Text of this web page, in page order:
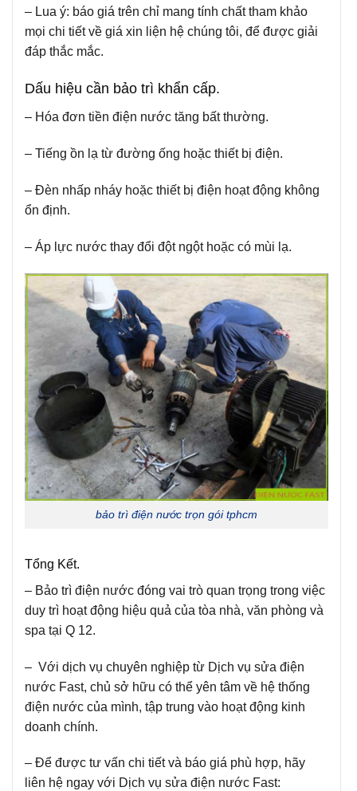
– Lua ý: báo giá trên chỉ mang tính chất tham khảo
mọi chi tiết về giá xin liện hệ chúng tôi, để được giải
đáp thắc mắc.
Dấu hiệu cần bảo trì khẩn cấp.
– Hóa đơn tiền điện nước tăng bất thường.
– Tiếng ồn lạ từ đường ống hoặc thiết bị điện.
– Đèn nhấp nháy hoặc thiết bị điện hoạt động không
ổn định.
– Áp lực nước thay đổi đột ngột hoặc có mùi lạ.
bảo trì điện nước trọn gói tphcm
Tổng Kết.
– Bảo trì điện nước đóng vai trò quan trọng trong việc
duy trì hoạt động hiệu quả của tòa nhà, văn phòng và
spa tại Q 12.
– Với dịch vụ chuyên nghiệp từ Dịch vụ sửa điện
nước Fast, chủ sở hữu có thể yên tâm về hệ thống
điện nước của mình, tập trung vào hoạt động kinh
doanh chính.
– Để được tư vấn chi tiết và báo giá phù hợp, hãy
liên hệ ngay với Dịch vụ sửa điện nước Fast: